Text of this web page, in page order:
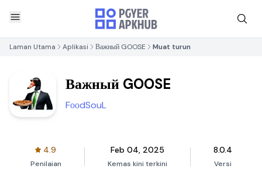
Laman Utama Aplikasi Важный GOOSE Muat turun
Важный GOOSE
FооdSouL
4.9
Penilaian
Feb 04, 2025
Kemas kini terkini
8.0.4
Versi